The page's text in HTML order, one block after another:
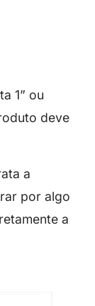
1” ou
deve
a
por algo
a